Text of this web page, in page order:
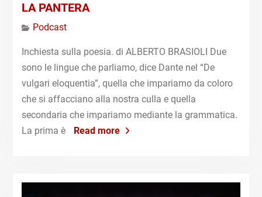
LA PANTERA
Podcast
Inchiesta sulla poesia. di ALBERTO BRASIOLI Due
sono le lingue che parliamo, dice Dante nel “De
vulgari eloquentia”, quella che impariamo da coloro
che si affacciano alla nostra culla e quella
secondaria che impariamo mediante la grammatica.
La prima è
Read more